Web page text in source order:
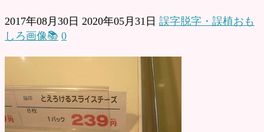
2017年08月30日 2020年05月31日 誤字脱字・誤植おも
しろ画像📚 0